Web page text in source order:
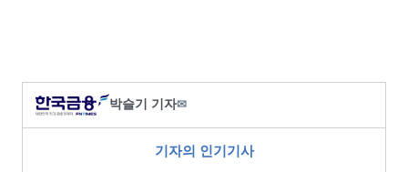
박슬기 기자✉
기자의 인기기사